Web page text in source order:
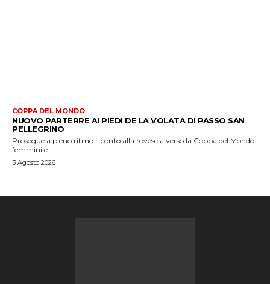
COPPA DEL MONDO
NUOVO PARTERRE AI PIEDI DE LA VOLATA DI PASSO SAN
PELLEGRINO
Prosegue a pieno ritmo il conto alla rovescia verso la Coppa del Mondo
femminile...
3 Agosto 2026